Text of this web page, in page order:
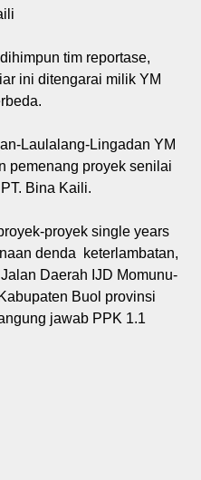
tim reportase,
ini ditengarai milik YM
Laulalang-Lingadan YM
pemenang proyek senilai
Bina Kaili.
proyek single years
denda keterlambatan,
Daerah IJD Momunu-
Buol provinsi
jawab PPK 1.1